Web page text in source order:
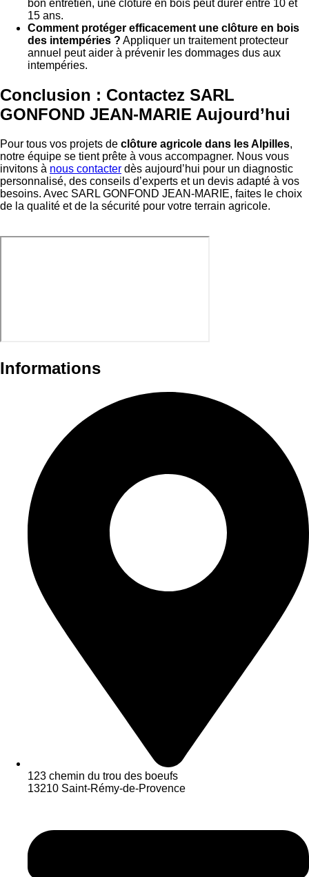
bon entretien, une clôture en bois peut durer entre 10 et
15 ans.
Comment protéger efficacement une clôture en bois
des intempéries ? Appliquer un traitement protecteur
annuel peut aider à prévenir les dommages dus aux
intempéries.
Conclusion : Contactez SARL
GONFOND JEAN-MARIE Aujourd’hui
Pour tous vos projets de clôture agricole dans les Alpilles,
notre équipe se tient prête à vous accompagner. Nous vous
invitons à nous contacter dès aujourd’hui pour un diagnostic
personnalisé, des conseils d’experts et un devis adapté à vos
besoins. Avec SARL GONFOND JEAN-MARIE, faites le choix
de la qualité et de la sécurité pour votre terrain agricole.
Informations
123 chemin du trou des boeufs
13210 Saint-Rémy-de-Provence